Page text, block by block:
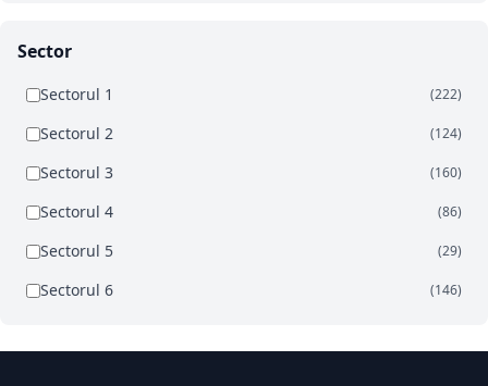
Sector
Sectorul 1 (222)
Sectorul 2 (124)
Sectorul 3 (160)
Sectorul 4 (86)
Sectorul 5 (29)
Sectorul 6 (146)